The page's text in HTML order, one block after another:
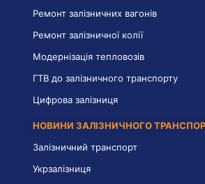
Ремонт залізничних вагонів
Ремонт залізничної колії
Модернізація тепловозів
ГТВ до залізничного транспорту
Цифрова залізниця
НОВИНИ ЗАЛІЗНИЧНОГО
Залізничний транспорт
Укрзалізниця